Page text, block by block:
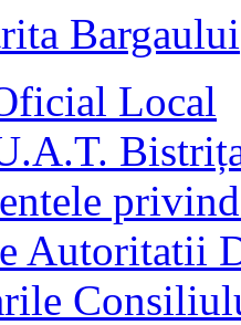
Local
Autoritatii